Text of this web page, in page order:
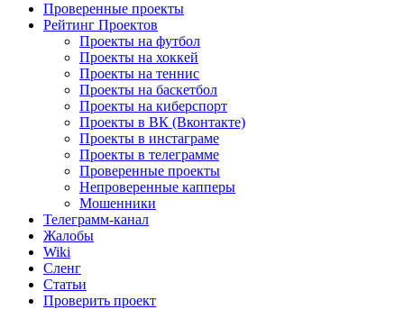
Проверенные проекты
Рейтинг Проектов
Проекты на футбол
Проекты на хоккей
Проекты на теннис
Проекты на баскетбол
Проекты на киберспорт
Проекты в ВК (Вконтакте)
Проекты в инстаграме
Проекты в телеграмме
Проверенные проекты
Непроверенные капперы
Мошенники
Телеграмм-канал
Жалобы
Wiki
Сленг
Статьи
Проверить проект